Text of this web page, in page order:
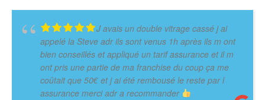
J avais un double vitrage cassé j ai
appelé la Steve adr ils sont venus 1h après ils m ont
bien conseillés et appliqué un tarif assurance et il m
ont pris une partie de ma franchise du coup ça me
coûtait que 50€ et j ai été rembousé le reste par l
assurance merci adr a recommander